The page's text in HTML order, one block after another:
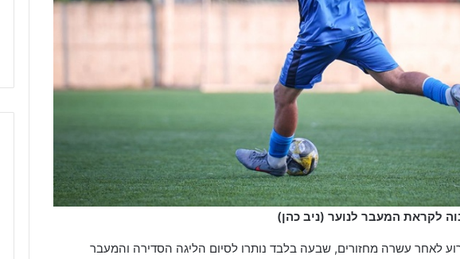
לקראת המעבר לנוער (ניב כהן)
לאחר עשרה מחזורים, שבעה בלבד נותרו לסיום הליגה הסדירה והמעבר